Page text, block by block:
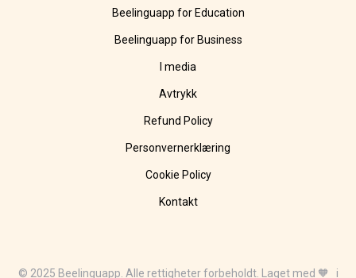
Beelinguapp for Education
Beelinguapp for Business
I media
Avtrykk
Refund Policy
Personvernerklæring
Cookie Policy
Kontakt
© 2025 Beelinguapp. Alle rettigheter forbeholdt. Laget med 🧡 i